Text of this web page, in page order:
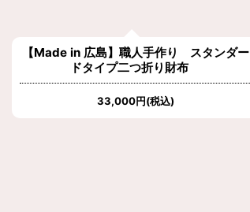
【Made in 広島】職人手作り スタンダー
ドタイプ二つ折り財布
33,000円(税込)